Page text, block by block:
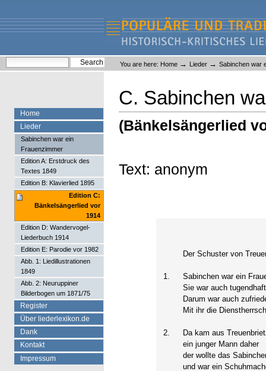
content.
navigation
Liederlexikon
Personal
tools
You are here: Home → Lieder → Sabinchen war
C. Sabinchen
(Bänkelsängerlied
Text: anonym
Der Schuster von
1.
Sabinchen war ein
Sie war auch
Darum war auch
Mit ihr die
2.
Da kam aus
ein junger Mann daher
der wollte das
und war ein
Home
Lieder
Sabinchen war ein
Frauenzimmer
Edition A: Erstdruck des
Textes 1849
Edition B: Klavierlied 1895
Edition C:
Bänkelsängerlied vor
1914
Edition D: Wandervogel-
Liederbuch 1914
Edition E: Parodie vor 1982
Abb. 1: Liedillustrationen
1849
Abb. 2: Neuruppiner
Bilderbogen um 1871/75
Register
Über liederlexikon.de
Dank
Kontakt
Impressum